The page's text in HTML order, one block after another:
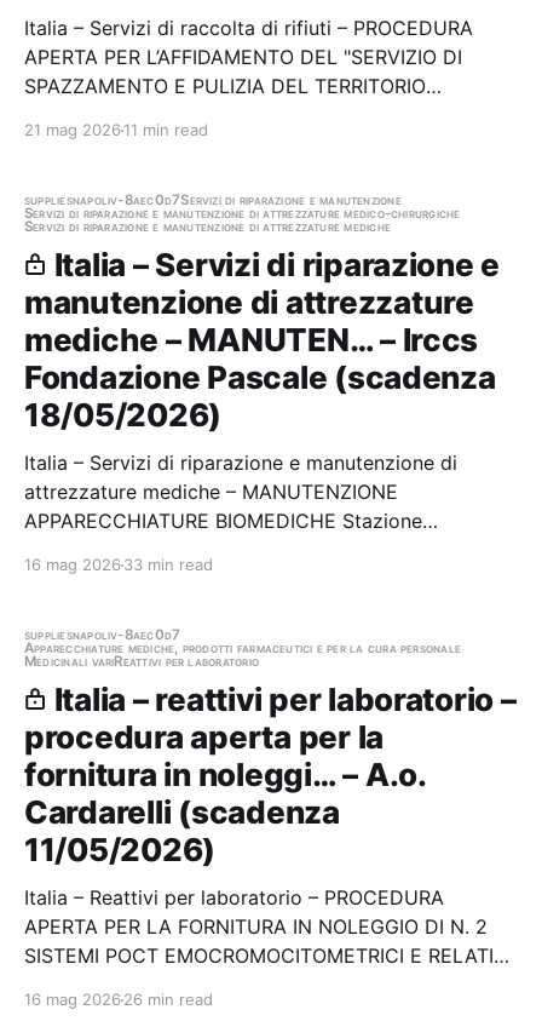
Italia – Servizi di raccolta di rifiuti – PROCEDURA
APERTA PER L’AFFIDAMENTO DEL "SERVIZIO DI
SPAZZAMENTO E PULIZIA DEL TERRITORIO
DEI CAM ADOTTATI CON DECRETO DEL MINISTERO
MANUTENZIONE DEL VERDE” - CUP:…
21 mag 2026 11 min read
suppliesnapoliv-8aec0d7Servizi di riparazione e manutenzione
Servizi di riparazione e manutenzione di attrezzature medico-chirurgiche
Servizi di riparazione e manutenzione di attrezzature mediche
Italia – Servizi di riparazione e
manutenzione di attrezzature
mediche – MANUTEN… – Irccs
Fondazione Pascale (scadenza
18/05/2026)
Italia – Servizi di riparazione e manutenzione di
attrezzature mediche – MANUTENZIONE
APPARECCHIATURE BIOMEDICHE Stazione
18/05/2026 Gara scaduta, in attesa di aggiudicazione
16 mag 2026 33 min read
suppliesnapoliv-8aec0d7
Apparecchiature mediche, prodotti farmaceutici e per la cura personale
Medicinali variReattivi per laboratorio
Italia – reattivi per laboratorio –
procedura aperta per la
fornitura in noleggi… – A.o.
Cardarelli (scadenza
11/05/2026)
Italia – Reattivi per laboratorio – PROCEDURA
APERTA PER LA FORNITURA IN NOLEGGIO DI N. 2
SISTEMI POCT EMOCROMOCITOMETRICI E RELATIVI
DELL’AORN “A. CARDARELLI” Stazione appaltante:
16 mag 2026 26 min read